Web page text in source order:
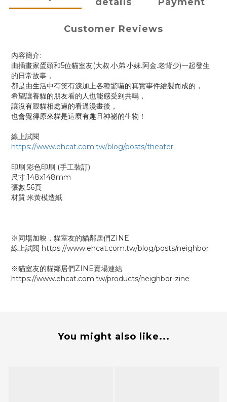
Customer Reviews
內容簡介:
由插畫家蛋頭和5位貓室友(大叔.小弟.小妹.阿金.老背少)一起發生
的日常故事，
都是由生活中有笑有淚加上各種驚嚇的真實事件繪製而成的，
希望讓養貓的朋友看的人也能感受到共鳴，
讓沒有跟貓相處過的看過漫畫後，
也會覺得原來貓是這麼有趣且神祕的生物！
線上試閱
https://www.ehcat.com.tw/blog/posts/theater
印刷:彩色印刷 (手工裝訂)
尺寸:148x148mm
張數:56頁
材質:米黃模造紙
※同場加映，貓室友的貓鄰居們ZINE
線上試閱 https://www.ehcat.com.tw/blog/posts/neighbor
※貓室友的貓鄰居們ZINE賣場連結
https://www.ehcat.com.tw/products/neighbor-zine
You might also like...